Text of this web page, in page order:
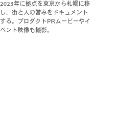
2023年に拠点を東京から札幌に移
し、街と人の営みをドキュメント
する。プロダクトPRムービーやイ
ベント映像も撮影。